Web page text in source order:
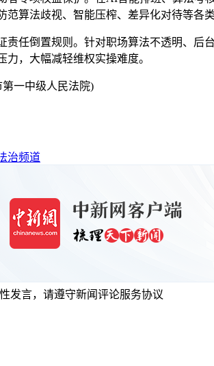
范算法歧视、智能压榨、差异化对待等各
任倒置规则。针对职场算法不透明、后
力，大幅减轻维权实操难度。
一中级人民法院)
治频道
发言，请遵守新闻评论服务协议